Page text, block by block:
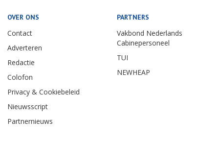
OVER ONS
Contact
Adverteren
Redactie
Colofon
Privacy & Cookiebeleid
Nieuwsscript
Partnernieuws
PARTNERS
Vakbond Nederlands
Cabinepersoneel
TUI
NEWHEAP